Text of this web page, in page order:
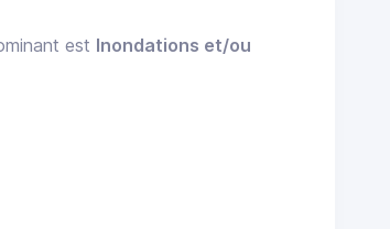
est Inondations et/ou